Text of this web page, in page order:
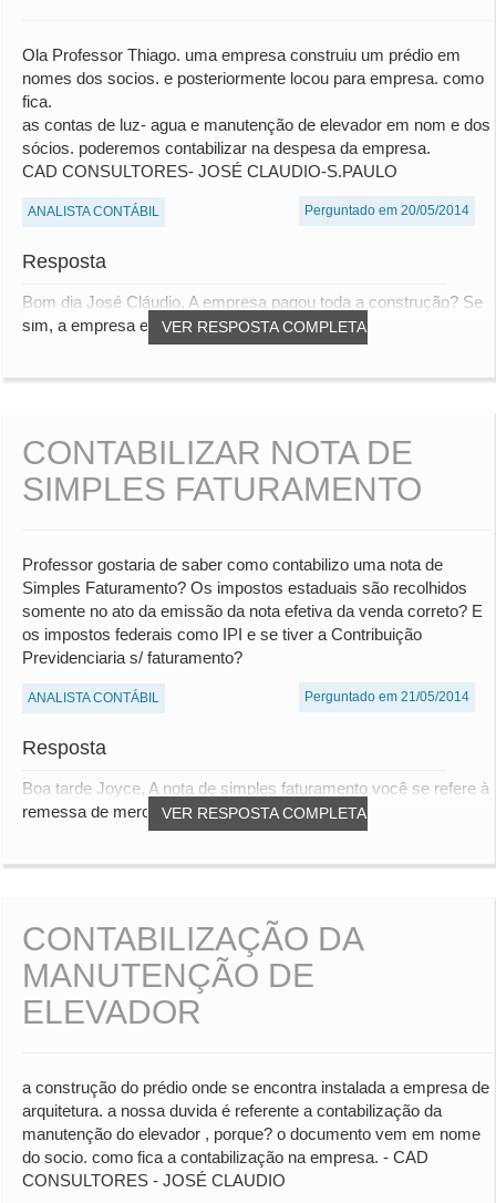
Ola Professor Thiago. uma empresa construiu um prédio em
nomes dos socios. e posteriormente locou para empresa. como
fica.
as contas de luz- agua e manutenção de elevador em nom e dos
sócios. poderemos contabilizar na despesa da empresa.
CAD CONSULTORES- JOSÉ CLAUDIO-S.PAULO
ANALISTA CONTÁBIL Perguntado em 20/05/2014
Resposta
VER RESPOSTA COMPLETA
Bom dia José Cláudio, A empresa pagou toda a construção? Se
sim, a empresa e os sócios encontram-se...
CONTABILIZAR NOTA DE
SIMPLES FATURAMENTO
Professor gostaria de saber como contabilizo uma nota de
Simples Faturamento? Os impostos estaduais são recolhidos
somente no ato da emissão da nota efetiva da venda correto? E
os impostos federais como IPI e se tiver a Contribuição
Previdenciaria s/ faturamento?
ANALISTA CONTÁBIL Perguntado em 21/05/2014
Resposta
VER RESPOSTA COMPLETA
Boa tarde Joyce, A nota de simples faturamento você se refere à
remessa de mercadorias decorrentes...
CONTABILIZAÇÃO DA
MANUTENÇÃO DE
ELEVADOR
a construção do prédio onde se encontra instalada a empresa de
arquitetura. a nossa duvida é referente a contabilização da
manutenção do elevador , porque? o documento vem em nome
do socio. como fica a contabilização na empresa. - CAD
CONSULTORES - JOSÉ CLAUDIO